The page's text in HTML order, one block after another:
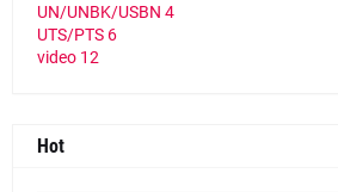
UN/UNBK/USBN 4
UTS/PTS 6
video 12
Hot